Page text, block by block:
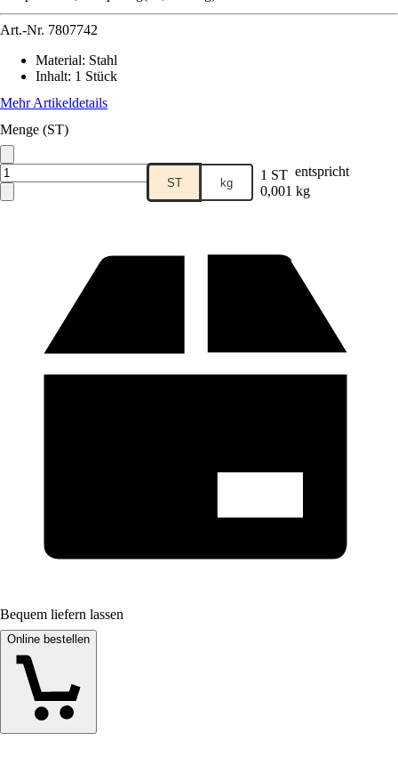
Art.-Nr. 7807742
Material: Stahl
Inhalt: 1 Stück
Mehr Artikeldetails
Menge (ST)
ST kg 1 ST entspricht
0,001 kg
Bequem liefern lassen
Online bestellen